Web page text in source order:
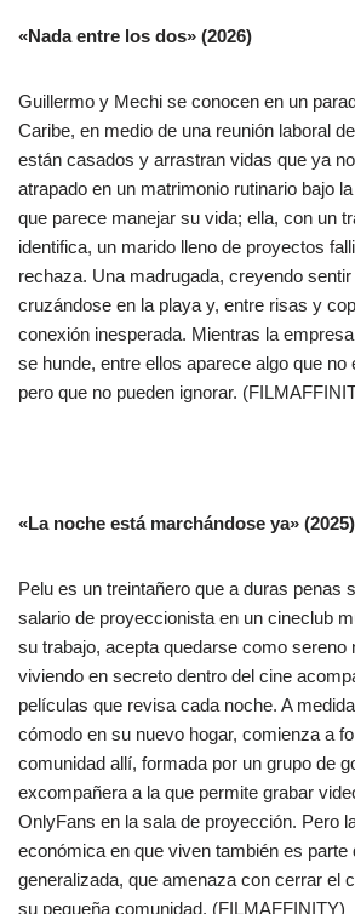
«Nada entre los dos» (2026)
Guillermo y Mechi se conocen en un
Caribe, en medio de una reunión laboral
están casados y arrastran vidas que ya
atrapado en un matrimonio rutinario bajo
que parece manejar su vida; ella, con un
identifica, un marido lleno de proyectos
rechaza. Una madrugada, creyendo
cruzándose en la playa y, entre risas y
conexión inesperada. Mientras la
se hunde, entre ellos aparece algo que
pero que no pueden ignorar.
«La noche está marchándose ya» (2025)
Pelu es un treintañero que a duras penas
salario de proyeccionista en un cineclub
su trabajo, acepta quedarse como sereno
viviendo en secreto dentro del cine
películas que revisa cada noche. A
cómodo en su nuevo hogar, comienza a
comunidad allí, formada por un grupo de
excompañera a la que permite grabar
OnlyFans en la sala de proyección. Pero
económica en que viven también es parte
generalizada, que amenaza con cerrar el
su pequeña comunidad. (FILMAFFINITY)